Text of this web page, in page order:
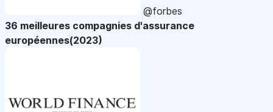
@forbes
36 meilleures compagnies d'assurance
européennes(2023)